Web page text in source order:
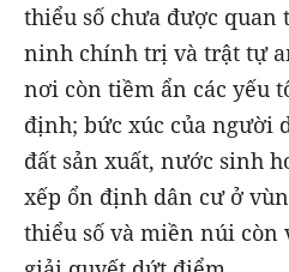
thiểu số chưa được quan
ninh chính trị và trật tự
nơi còn tiềm ẩn các yếu
định; bức xúc của người
đất sản xuất, nước sinh
xếp ổn định dân cư ở
thiểu số và miền núi còn